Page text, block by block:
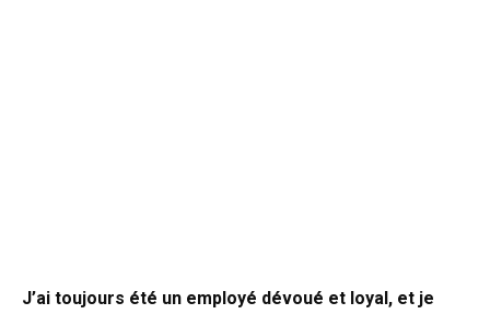
J’ai toujours été un employé dévoué et loyal, et je